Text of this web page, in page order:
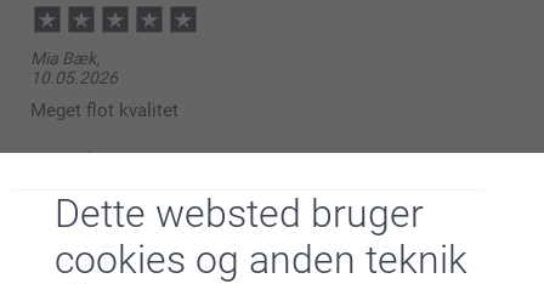
Dette websted bruger
cookies og anden teknik
09:24
Hej Line
Tusind tak for din anmeldelse!
Vi er glade for at høre, at billederne levede op til dine
Du er altid velkommen igen 👍
Varme hilsner
Mia Bæk,
10.05.2026
Meget flot kvalitet
Vis reaktioner
13.05.2026
09:24